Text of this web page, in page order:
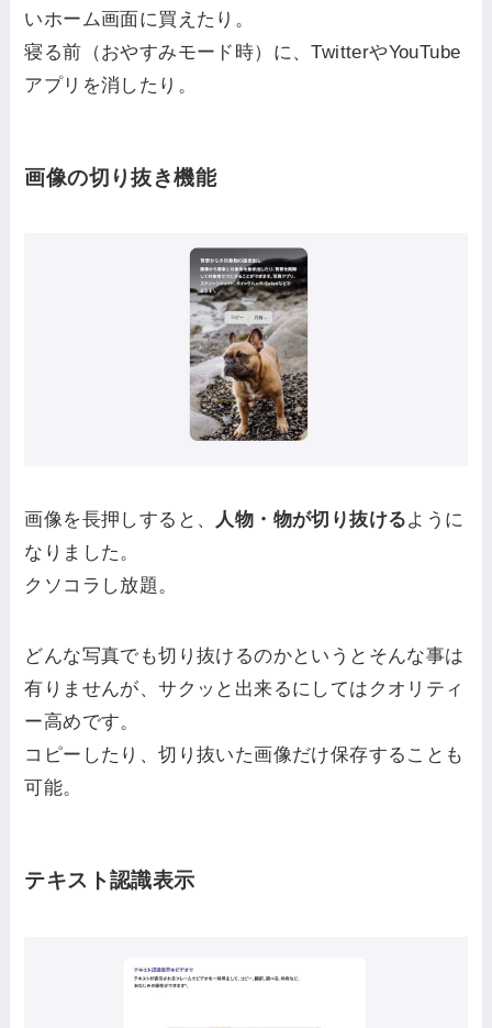
いホーム画面に買えたり。
寝る前（おやすみモード時）に、TwitterやYouTube
アプリを消したり。
画像の切り抜き機能
画像を長押しすると、 人物・物が切り抜けるように
なりました。
クソコラし放題。
どんな写真でも切り抜けるのかというとそんな事は
有りませんが、サクッと出来るにしてはクオリティ
ー高めです。
コピーしたり、切り抜いた画像だけ保存することも
可能。
テキスト認識表示